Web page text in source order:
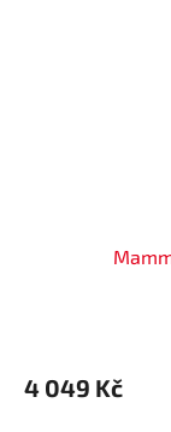
4 049 Kč